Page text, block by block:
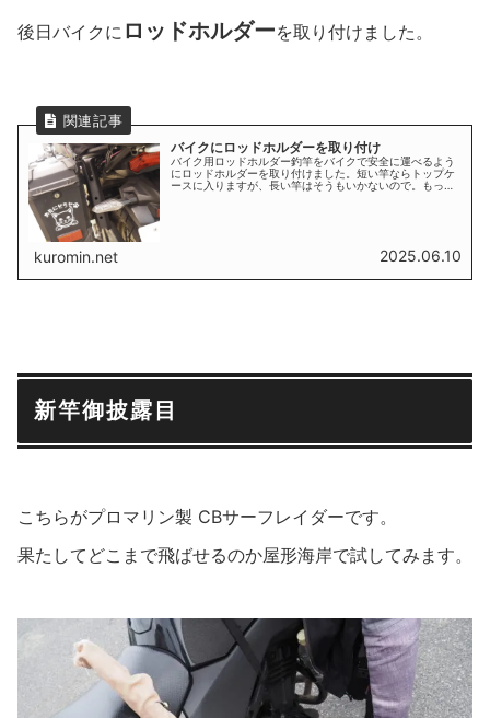
後日バイクに ロッドホルダーを取り付けました。
バイクにロッドホルダーを取り付け
バイク用ロッドホルダー釣竿をバイクで安全に運べるよう
にロッドホルダーを取り付けました。短い竿ならトップケ
ースに入りますが、長い竿はそうもいかないので。もっと
kuromin.net 2025.06.10
新竿御披露目
こちらがプロマリン製 CBサーフレイダーです。
果たしてどこまで飛ばせるのか屋形海岸で試してみます。